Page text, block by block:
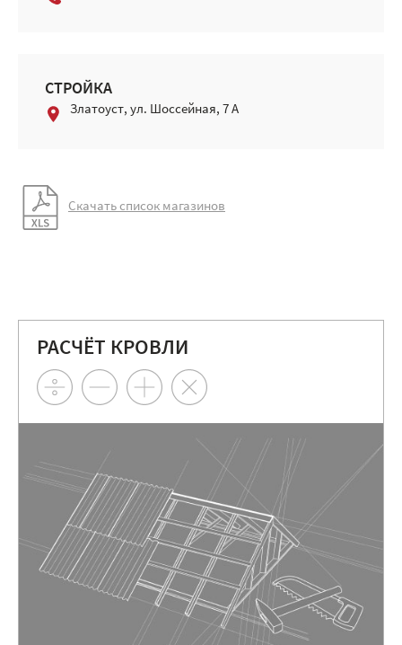
СТРОЙКА
Златоуст, ул. Шоссейная, 7 А
Скачать список магазинов
РАСЧЁТ КРОВЛИ